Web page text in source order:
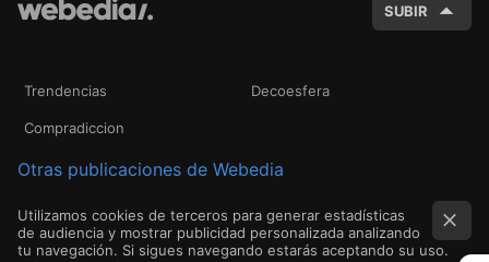
SUBIR
Trendencias Decoesfera
Compradiccion
Otras publicaciones de Webedia
Utilizamos cookies de terceros para generar estadísticas
de audiencia y mostrar publicidad personalizada analizando
tu navegación. Si sigues navegando estarás aceptando su uso.